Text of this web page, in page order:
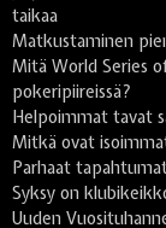
taikaa
Matkustaminen
Mitä World Series
pokeripiireissä?
Helpoimmat tavat
Mitkä ovat
Parhaat
Syksy on
Uuden